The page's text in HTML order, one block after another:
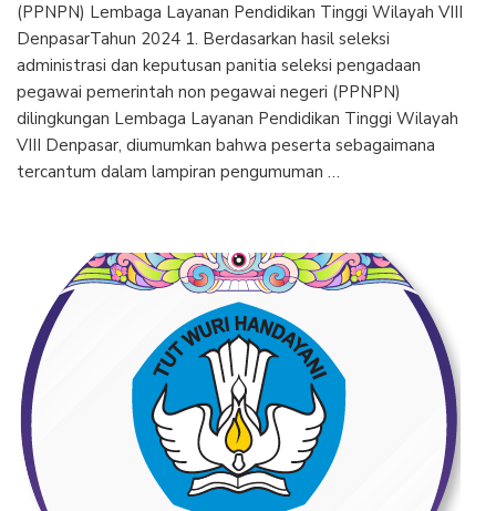
(PPNPN) Lembaga Layanan Pendidikan Tinggi Wilayah VIII
DenpasarTahun 2024 1. Berdasarkan hasil seleksi
administrasi dan keputusan panitia seleksi pengadaan
pegawai pemerintah non pegawai negeri (PPNPN)
dilingkungan Lembaga Layanan Pendidikan Tinggi Wilayah
VIII Denpasar, diumumkan bahwa peserta sebagaimana
tercantum dalam lampiran pengumuman …